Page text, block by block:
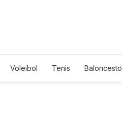
Voleibol Tenis Baloncesto